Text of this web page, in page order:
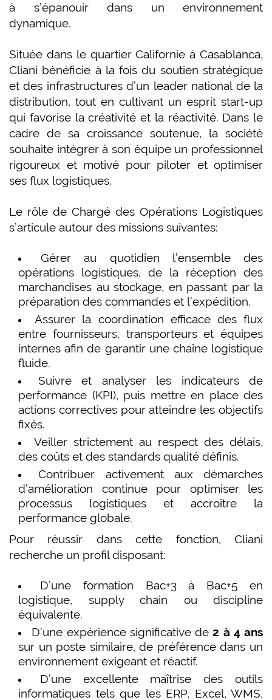
à s’épanouir dans un environnement
dynamique.
Située dans le quartier Californie à Casablanca,
Cliani bénéficie à la fois du soutien stratégique
et des infrastructures d’un leader national de la
distribution, tout en cultivant un esprit start-up
qui favorise la créativité et la réactivité. Dans le
cadre de sa croissance soutenue, la société
souhaite intégrer à son équipe un professionnel
rigoureux et motivé pour piloter et optimiser
ses flux logistiques.
Le rôle de Chargé des Opérations Logistiques
s’articule autour des missions suivantes:
Gérer au quotidien l’ensemble des
opérations logistiques, de la réception des
marchandises au stockage, en passant par la
préparation des commandes et l’expédition.
Assurer la coordination efficace des flux
entre fournisseurs, transporteurs et équipes
internes afin de garantir une chaîne logistique
fluide.
Suivre et analyser les indicateurs de
performance (KPI), puis mettre en place des
actions correctives pour atteindre les objectifs
fixés.
Veiller strictement au respect des délais,
des coûts et des standards qualité définis.
Contribuer activement aux démarches
d’amélioration continue pour optimiser les
processus logistiques et accroître la
performance globale.
Pour réussir dans cette fonction, Cliani
recherche un profil disposant:
D’une formation Bac+3 à Bac+5 en
logistique, supply chain ou discipline
équivalente.
D’une expérience significative de2 à 4 ans
sur un poste similaire, de préférence dans un
environnement exigeant et réactif.
D’une excellente maîtrise des outils
informatiques tels que les ERP, Excel, WMS,